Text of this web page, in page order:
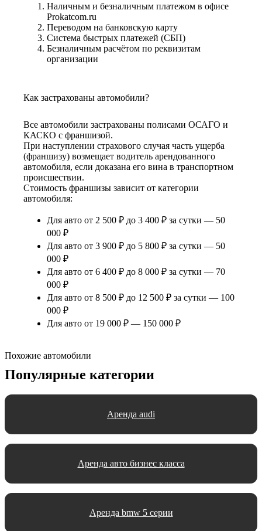
Наличным и безналичным платежом в офисе
Prokatcom.ru
Переводом на банковскую карту
Система быстрых платежей (СБП)
Безналичным расчётом по реквизитам
организации
Как застрахованы автомобили?
Все автомобили застрахованы полисами ОСАГО и
КАСКО с франшизой.
При наступлении страхового случая часть ущерба
(франшизу) возмещает водитель арендованного
автомобиля, если доказана его вина в транспортном
происшествии.
Стоимость франшизы зависит от категории
автомобиля:
Для авто от 2 500 ₽ до 3 400 ₽ за сутки — 50
000 ₽
Для авто от 3 900 ₽ до 5 800 ₽ за сутки — 50
000 ₽
Для авто от 6 400 ₽ до 8 000 ₽ за сутки — 70
000 ₽
Для авто от 8 500 ₽ до 12 500 ₽ за сутки — 100
000 ₽
Для авто от 19 000 ₽ — 150 000 ₽
Похожие автомобили
Популярные категории
Аренда audi
Аренда авто бизнес класса
Аренда bmw 5 серии